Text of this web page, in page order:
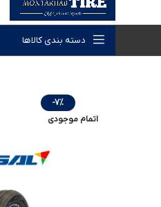
دسته بندی کالاها
-7%
اتمام موجودی